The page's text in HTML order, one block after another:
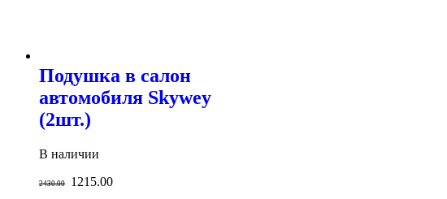
Подушка в салон
автомобиля Skywey
(2шт.)
В наличии
2430.00 1215.00